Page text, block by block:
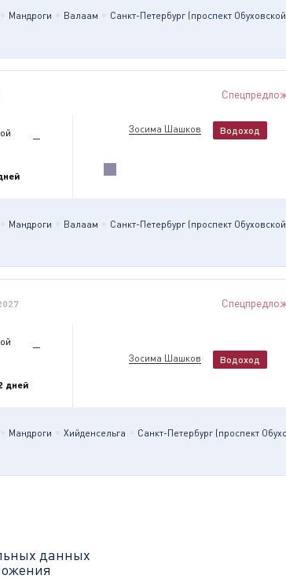
Мандроги Валаам Санкт-Петербург (проспект
—
Зосима Шашков Водоход
Мандроги Валаам Санкт-Петербург (проспект
—
дней
Зосима Шашков Водоход
Мандроги Хийденсельга Санкт-Петербург (проспект
данных